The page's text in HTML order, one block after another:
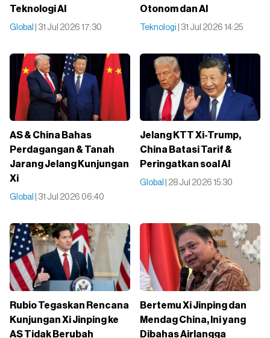
Teknologi AI
Global | 31 Jul 2026 17:30
Otonom dan AI
Teknologi | 31 Jul 2026 14:25
AS & China Bahas
Perdagangan & Tanah
Jarang Jelang Kunjungan
Xi
Global | 31 Jul 2026 06:40
Jelang KTT Xi-Trump,
China Batasi Tarif &
Peringatkan soal AI
Global | 28 Jul 2026 15:30
Rubio Tegaskan Rencana
Kunjungan Xi Jinping ke
AS Tidak Berubah
Bertemu Xi Jinping dan
Mendag China, Ini yang
Dibahas Airlangga